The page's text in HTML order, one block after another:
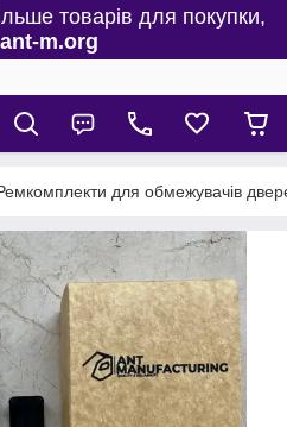
товарів для покупки,
m.org
для обмежувачів